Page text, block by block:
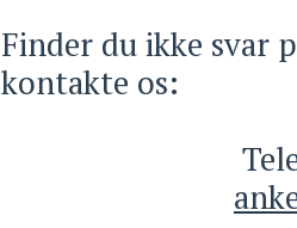
Finder du ikke svar
kontakte os: